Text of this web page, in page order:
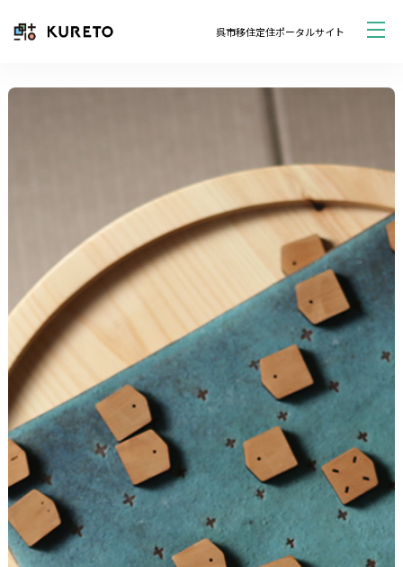
呉市移住定住ポータルサイト